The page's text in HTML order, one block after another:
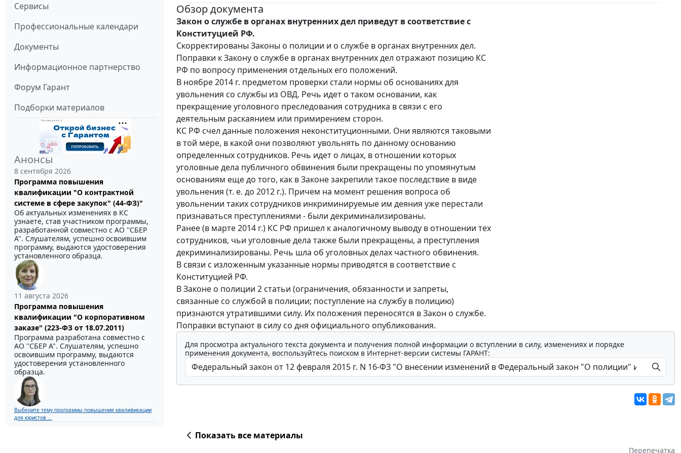
Сервисы
Профессиональные календари
Документы
Информационное партнерство
Форум Гарант
Подборки материалов
Анонсы
8 сентября 2026
Программа повышения
квалификации "О контрактной
системе в сфере закупок" (44-ФЗ)"
Об актуальных изменениях в КС
узнаете, став участником программы,
разработанной совместно с АО ''СБЕР
А". Слушателям, успешно освоившим
программу, выдаются удостоверения
установленного образца.
11 августа 2026
Программа повышения
квалификации "О корпоративном
заказе" (223-ФЗ от 18.07.2011)
Программа разработана совместно с
АО ''СБЕР А". Слушателям, успешно
освоившим программу, выдаются
удостоверения установленного
образца.
Выберите тему программы повышения квалификации
для юристов ...
Обзор документа
Закон о службе в органах внутренних дел приведут в соответствие с
Конституцией РФ.
Скорректированы Законы о полиции и о службе в органах внутренних дел.
Поправки к Закону о службе в органах внутренних дел отражают позицию КС
РФ по вопросу применения отдельных его положений.
В ноябре 2014 г. предметом проверки стали нормы об основаниях для
увольнения со службы из ОВД. Речь идет о таком основании, как
прекращение уголовного преследования сотрудника в связи с его
деятельным раскаянием или примирением сторон.
КС РФ счел данные положения неконституционными. Они являются таковыми
в той мере, в какой они позволяют увольнять по данному основанию
определенных сотрудников. Речь идет о лицах, в отношении которых
уголовные дела публичного обвинения были прекращены по упомянутым
основаниям еще до того, как в Законе закрепили такое последствие в виде
увольнения (т. е. до 2012 г.). Причем на момент решения вопроса об
увольнении таких сотрудников инкриминируемые им деяния уже перестали
признаваться преступлениями - были декриминализированы.
Ранее (в марте 2014 г.) КС РФ пришел к аналогичному выводу в отношении тех
сотрудников, чьи уголовные дела также были прекращены, а преступления
декриминализированы. Речь шла об уголовных делах частного обвинения.
В связи с изложенным указанные нормы приводятся в соответствие с
Конституцией РФ.
В Законе о полиции 2 статьи (ограничения, обязанности и запреты,
связанные со службой в полиции; поступление на службу в полицию)
признаются утратившими силу. Их положения переносятся в Закон о службе.
Поправки вступают в силу со дня официального опубликования.
Для просмотра актуального текста документа и получения полной информации о вступлении в силу, изменениях и порядке
применения документа, воспользуйтесь поиском в Интернет-версии системы ГАРАНТ:
Показать все материалы
Перепечатка